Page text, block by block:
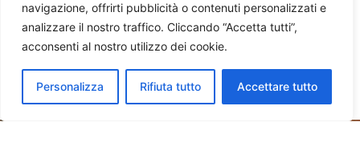
navigazione, offrirti pubblicità o contenuti personalizzati e
analizzare il nostro traffico. Cliccando “Accetta tutti”,
acconsenti al nostro utilizzo dei cookie.
Personalizza Rifiuta tutto Accettare tutto